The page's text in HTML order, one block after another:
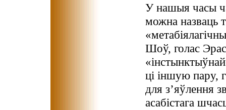
У нашыя часы
можна
Шоў, голас
ці іншую пару,
для з’яўлення
асабістага